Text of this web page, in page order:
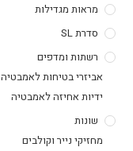
מראות מגדילות
סדרת SL
רשתות ומדפים
אביזרי בטיחות לאמבטיה
ידיות אחיזה לאמבטיה
שונות
מחזיקי נייר וקולבים